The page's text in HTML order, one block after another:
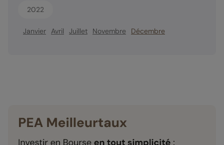
2022
Janvier Avril Juillet Novembre Décembre